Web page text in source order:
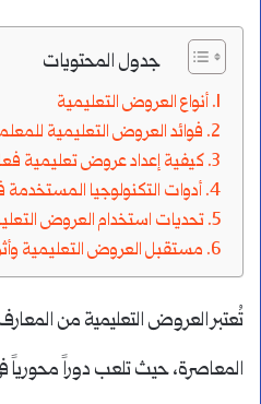
جدول المحتويات
أنواع العروض التعليمية
فوائد العروض التعليمية
كيفية إعداد عروض تعليمية
أدوات التكنولوجيا
تحديات استخدام العروض
مستقبل العروض التعليمية
تُعتبر العروض التعليمية من
المعاصرة، حيث تلعب دوراً